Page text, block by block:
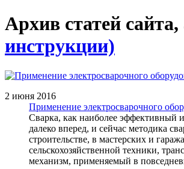
Архив статей
инструкции)
2 июня 2016
Применение электросварочного
Сварка, как наиболее эффективный
далеко вперед, и сейчас методика
строительстве, в мастерских и
сельскохозяйственной техники,
механизм, применяемый в